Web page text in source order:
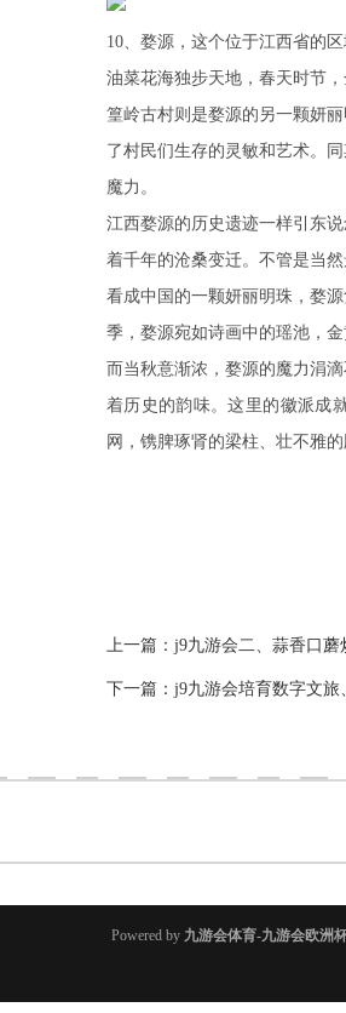
10、婺源，这个位于江西省的
油菜花海独步天地，春天时节
篁岭古村则是婺源的另一颗妍
了村民们生存的灵敏和艺术。
魔力。
江西婺源的历史遗迹一样引东
着千年的沧桑变迁。不管是当
看成中国的一颗妍丽明珠，婺
季，婺源宛如诗画中的瑶池，
而当秋意渐浓，婺源的魔力涓
着历史的韵味。这里的徽派成
网，镌脾琢肾的梁柱、壮不雅
上一篇： j9九游会二、蒜香口
下一篇： j9九游会培育数字文
Powered by 九游会体育-九游会欧洲